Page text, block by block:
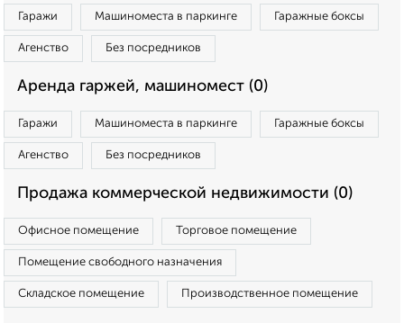
Гаражи Машиноместа в паркинге Гаражные боксы
Агенство Без посредников
Аренда гаржей, машиномест (0)
Гаражи Машиноместа в паркинге Гаражные боксы
Агенство Без посредников
Продажа коммерческой недвижимости (0)
Офисное помещение Торговое помещение
Помещение свободного назначения
Складское помещение Производственное помещение